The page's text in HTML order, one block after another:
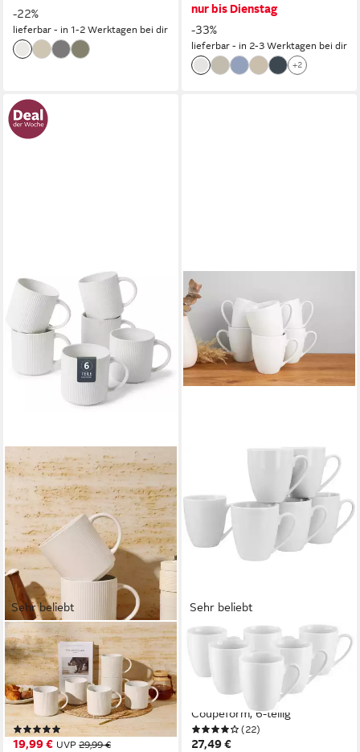
-22%
lieferbar - in 1-2 Werktagen bei dir
nur bis Dienstag
-33%
lieferbar - in 2-3 Werktagen bei dir
+2
Sehr beliebt
OTTO HOME
Becher Kaffeebecher Ylvii,
6er Set, 6-tlg., Steinzeug,
Riffeloptik, spülmaschinenfest
und mikrowellengeeignet,
460 ml
(95)
19,99 € UVP 29,99 €
Sehr beliebt
OTTO HOME
Becher Alff, 6-tlg., Porzellan,
Kaffeebecher, Geschirr-Set,
harmonische, trendige
Coupeform, 6-teilig
(22)
27,49 €